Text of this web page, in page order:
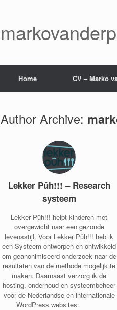
Home CV – Marko
Author Archive:
Lekker Pûh!!! – Research
systeem
Lekker Pûh!!! helpt kinderen met
overgewicht naar een gezonde
levensstijl. Voor Lekker Pûh!!! heb ik
een Systeem ontworpen en ontwikkeld
om geanonimiseerd onderzoek naar de
resultaten van de methode mogelijk te
maken. Daarnaast verzorg ik de
hosting, onderhoud en systeembeheer
voor de Nederlandse en internationale
WordPress websites.